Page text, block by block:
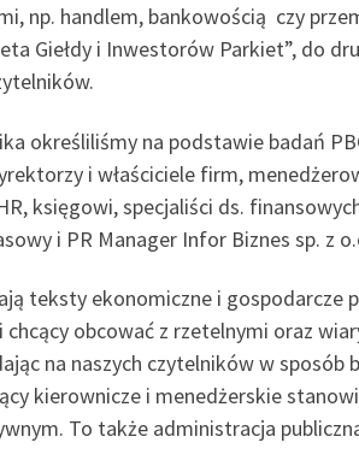
np. handlem, bankowością czy
Giełdy i Inwestorów Parkiet”, do
określiliśmy na podstawie badań
i właściciele firm,
księgowi, specjaliści ds.
i PR Manager Infor Biznes sp. z
teksty ekonomiczne i gospodarcze
obcować z rzetelnymi oraz
na naszych czytelników w
kierownicze i menedżerskie
To także administracja